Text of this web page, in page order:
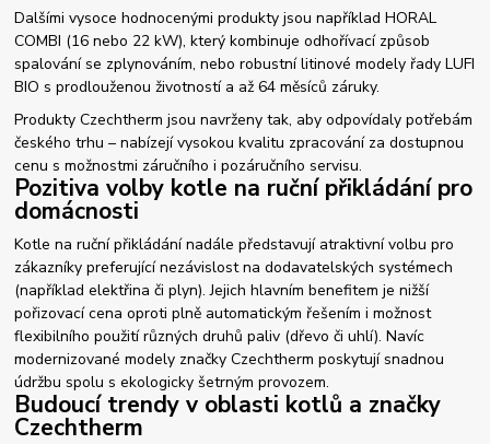
Dalšími vysoce hodnocenými produkty jsou například HORAL
COMBI (16 nebo 22 kW), který kombinuje odhořívací způsob
spalování se zplynováním, nebo robustní litinové modely řady LUFI
BIO s prodlouženou životností a až 64 měsíců záruky.
Produkty Czechtherm jsou navrženy tak, aby odpovídaly potřebám
českého trhu – nabízejí vysokou kvalitu zpracování za dostupnou
cenu s možnostmi záručního i pozáručního servisu.
Pozitiva volby kotle na ruční přikládání pro
domácnosti
Kotle na ruční přikládání nadále představují atraktivní volbu pro
zákazníky preferující nezávislost na dodavatelských systémech
(například elektřina či plyn). Jejich hlavním benefitem je nižší
pořizovací cena oproti plně automatickým řešením i možnost
flexibilního použití různých druhů paliv (dřevo či uhlí). Navíc
modernizované modely značky Czechtherm poskytují snadnou
údržbu spolu s ekologicky šetrným provozem.
Budoucí trendy v oblasti kotlů a značky
Czechtherm